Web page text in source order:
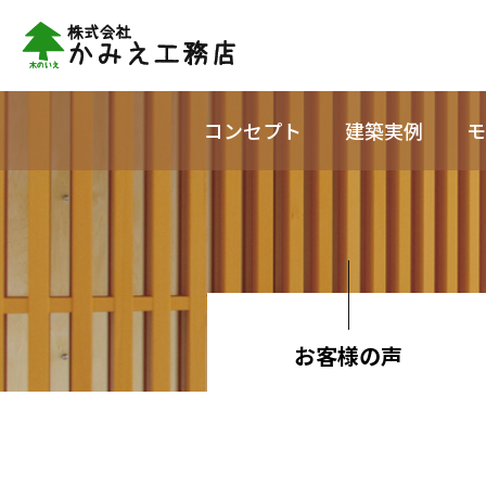
コンセプト 建築実例
お客様の声